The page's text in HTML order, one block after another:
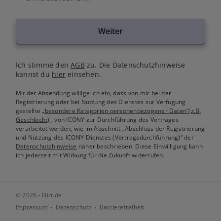
Weiter
Ich stimme denAGB zu. Die Datenschutzhinweise
kannst du hiereinsehen.
Mit der Absendung willige ich ein, dass von mir bei der
Registrierung oder bei Nutzung des Dienstes zur Verfügung
gestellte„besondere Kategorien personenbezogener Daten“(z.B.
Geschlecht) , von ICONY zur Durchführung des Vertrages
verarbeitet werden, wie im Abschnitt „Abschluss der Registrierung
und Nutzung des ICONY-Dienstes (Vertragsdurchführung)“ der
Datenschutzhinweise näher beschrieben. Diese Einwilligung kann
ich jederzeit mit Wirkung für die Zukunft widerrufen.
© 2026 - Flirt.de
Impressum
Datenschutz Barrierefreiheit